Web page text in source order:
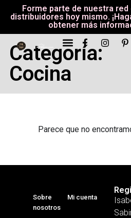
Forme parte de nuestra red
distribuidores hoy mismo.
obtener más
Categoría:
Cocina
Parece que no
Sobre
nosotros
Mi cuenta